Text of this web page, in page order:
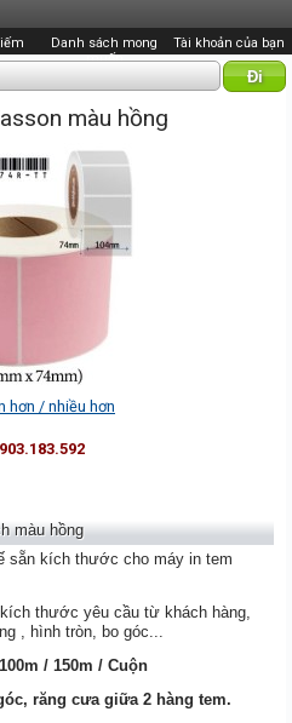
Danh sách mong
muốn
Tài khoản của bạn
màu hồng
hơn / nhiều hơn
màu hồng
sẵn kích thước cho máy in tem
thước yêu cầu từ khách hàng,
, hình tròn, bo góc...
100m / 150m / Cuộn
răng cưa giữa 2 hàng tem.